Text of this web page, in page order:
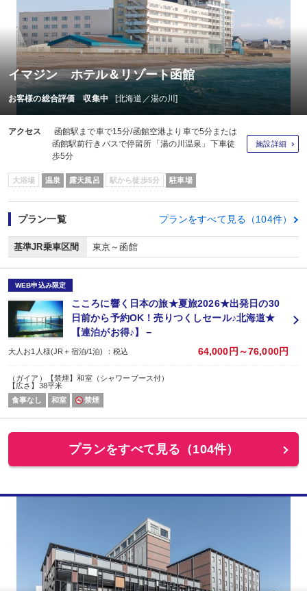
イマジン ホテル＆リゾート函館
お客様の総合評価 収集中 [北海道／湯の川]
アクセス
函館駅まで車で15分/函館空港より車で5分または
函館駅前行きバスで停留所「湯の川温泉」下車徒
歩5分
施設詳細
大浴場 温泉 露天風呂 駅から徒歩5分 駐車場
プラン一覧 プランをすべて見る（104件）
基準JR乗車区間 東京～函館
WEB申込み限定
こころに響く日本の旅★夏旅2026★出発日の30
日前から予約OK！売りつくしセール♪北海道★
【連泊がお得♪】－
大人お1人様(JR＋宿泊/1泊) ：税込 64,000円～76,000円
（ガイア）【禁煙】和室（シャワーブース付）
【広さ】38平米
食事なし
和室 禁煙
プランをすべて見る（104件）